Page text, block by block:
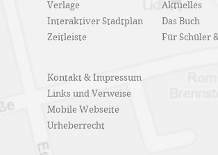
Verlage
Interaktiver Stadtplan
Zeitleiste
Aktuelles
Das Buch
Für Schüler
Kontakt & Impressum
Links und Verweise
Mobile Webseite
Urheberrecht